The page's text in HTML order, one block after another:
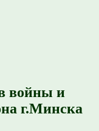
войны и
г.Минска